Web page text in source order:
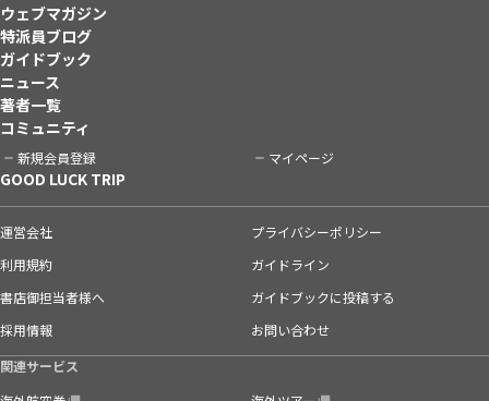
ウェブマガジン
特派員ブログ
ガイドブック
ニュース
著者一覧
コミュニティ
新規会員登録 マイページ
GOOD LUCK TRIP
運営会社
プライバシーポリシー
利用規約
ガイドライン
書店御担当者様へ
ガイドブックに投稿する
採用情報
お問い合わせ
関連サービス